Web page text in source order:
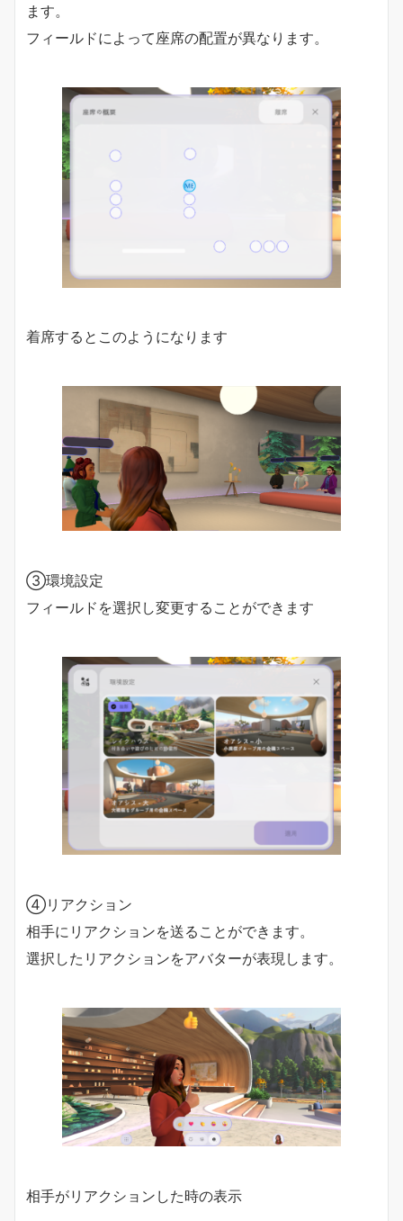
ます。
フィールドによって座席の配置が異なります。
着席するとこのようになります
③環境設定
フィールドを選択し変更することができます
④リアクション
相手にリアクションを送ることができます。
選択したリアクションをアバターが表現します。
相手がリアクションした時の表示